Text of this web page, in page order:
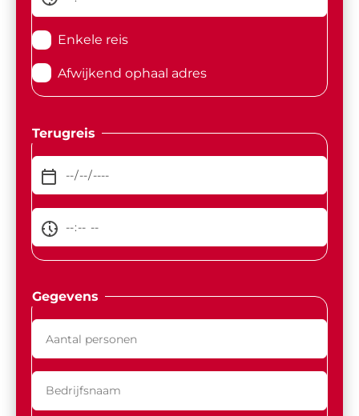
Enkele reis
Afwijkend ophaal adres
Terugreis
Gegevens